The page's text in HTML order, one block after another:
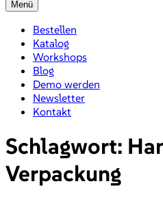
Menü
Bestellen
Katalog
Workshops
Blog
Demo werden
Newsletter
Kontakt
Schlagwort:
Verpackung